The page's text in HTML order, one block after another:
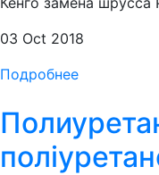
03 Oct 2018
Подробнее